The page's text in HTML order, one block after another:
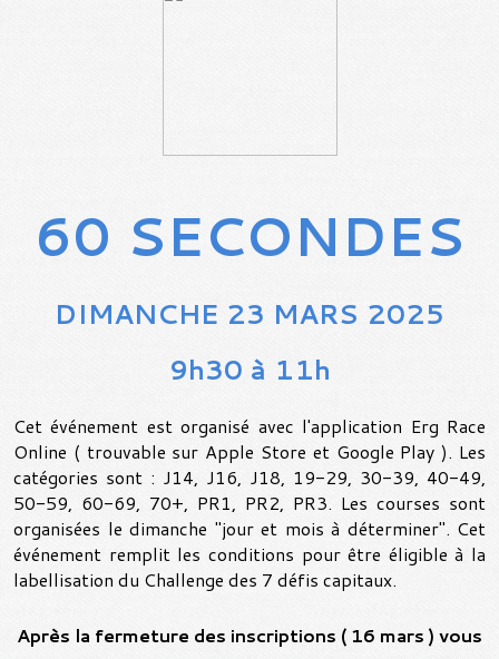
60 SECONDES
DIMANCHE 23 MARS 2025
9h30 à 11h
Cet événement est organisé avec l'application Erg Race
Online ( trouvable sur Apple Store et Google Play ). Les
catégories sont : J14, J16, J18, 19-29, 30-39, 40-49,
50-59, 60-69, 70+, PR1, PR2, PR3. Les courses sont
organisées le dimanche "jour et mois à déterminer". Cet
événement remplit les conditions pour être éligible à la
labellisation du Challenge des 7 défis capitaux.
Après la fermeture des inscriptions ( 16 mars ) vous